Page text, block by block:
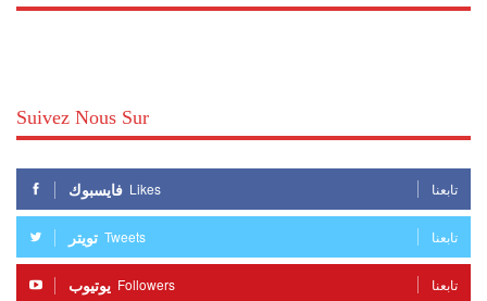
Suivez Nous Sur
فايسبوك Likes تابعنا
تويتر Tweets تابعنا
يوتيوب Followers تابعنا